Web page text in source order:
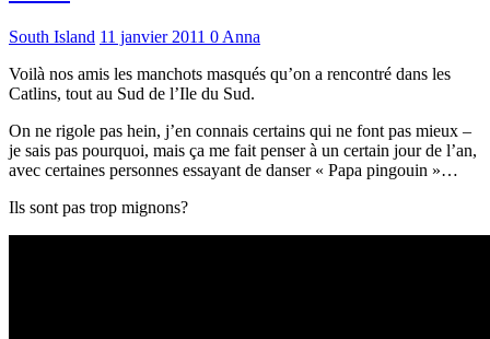
South Island 11 janvier 2011 0 Anna
Voilà nos amis les manchots masqués qu’on a rencontré dans les
Catlins, tout au Sud de l’Ile du Sud.
On ne rigole pas hein, j’en connais certains qui ne font pas mieux –
je sais pas pourquoi, mais ça me fait penser à un certain jour de l’an,
avec certaines personnes essayant de danser « Papa pingouin »…
Ils sont pas trop mignons?